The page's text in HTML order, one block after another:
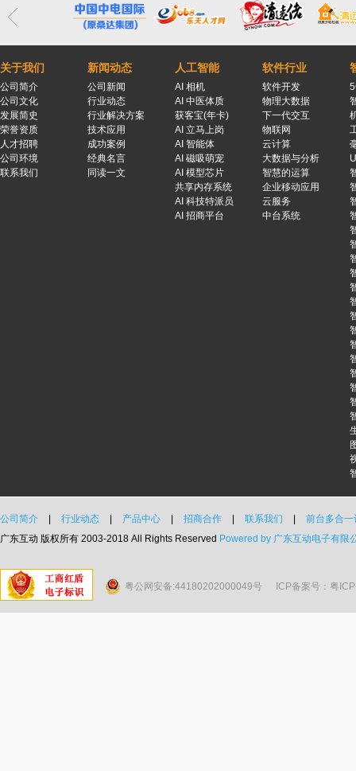
关于我们
公司简介
公司文化
发展简史
荣誉资质
人才招聘
公司环境
联系我们
新闻动态
公司新闻
行业动态
行业解决方案
技术应用
成功案例
经典名言
同读一文
人工智能
AI 相机
AI 中医体质
获客宝(年卡)
AI 立马上岗
AI 智能体
AI 磁吸萌宠
AI 模型芯片
共享内存系统
AI 科技特派员
AI 招商平台
软件行业
软件开发
物理大数据
下一代交互
物联网
云计算
大数据与分析
智慧的运算
企业移动应用
云服务
中台系统
公司简介 行业动态 产品中心 招商合作 联系我们
前台多合一
广东互动 版权所有 2003-2018 All Rights Reserved Powered by 广东互动电子有限
粤公网安备:44180202000049号 ICP备案号：粤